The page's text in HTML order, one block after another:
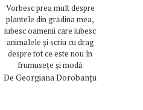
Vorbesc prea mult despre
plantele din grădina mea,
iubesc oamenii care iubesc
animalele și scriu cu drag
despre tot ce este nou în
frumusețe și modă
De Georgiana Dorobanțu